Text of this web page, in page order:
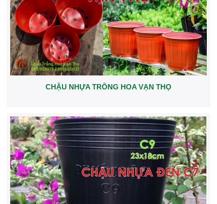
CHẬU NHỰA TRỒNG HOA VẠN THỌ